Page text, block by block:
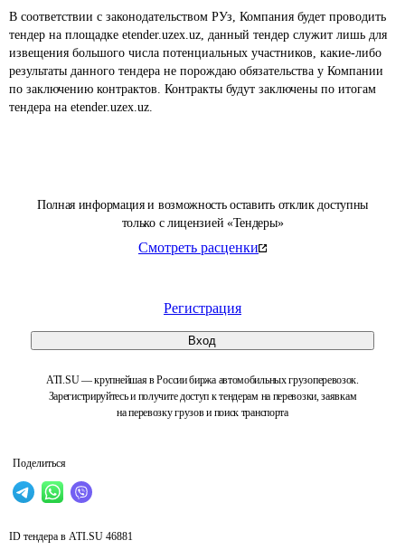
Полная информация и возможность оставить отклик доступны
только с лицензией «Тендеры»
Смотреть расценки
Регистрация
Вход
ATI.SU — крупнейшая в России биржа автомобильных грузоперевозок.
Зарегистрируйтесь и получите доступ к тендерам на перевозки, заявкам
на перевозку грузов и поиск транспорта
Поделиться
В соответствии с законодательством РУз, Компания будет проводить
тендер на площадке etender.uzex.uz, данный тендер служит лишь для
извещения большого числа потенциальных участников, какие-либо
результаты данного тендера не порождаю обязательства у Компании
по заключению контрактов. Контракты будут заключены по итогам
тендера на etender.uzex.uz.
ID тендера в ATI.SU 46881